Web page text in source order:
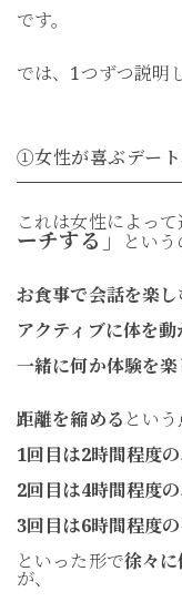
です。
では、1つずつ説明
①女性が喜ぶデー
これは女性によっ
ーチする」 という
お食事で会話を楽
アクティブに体を
一緒に何か体験を
距離を縮める とい
1回目は2時間程度
2回目は4時間程度
3回目は6時間程度
といった形で徐々に
が、